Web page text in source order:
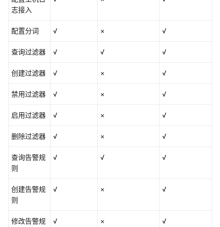
志接入
配置分词 √ × √
查询过滤器 √ √ √
创建过滤器 √ × √
禁用过滤器 √ × √
启用过滤器 √ × √
删除过滤器 √ × √
查询告警规
则
√ √ √
创建告警规
则
√ × √
修改告警规
√ × √